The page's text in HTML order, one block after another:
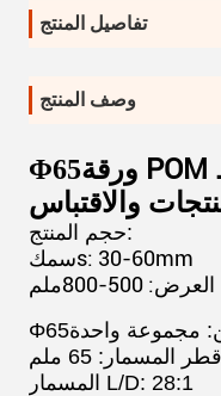
تفاصيل المنتج
وصف المنتج
Φ65
والاقتباس
حجم المنتج:
سمكs: 30-60mm
العرض: 500-800ملم
Φ
واحدة
قطر المسمار: 65 ملم
المسمار L/D: 28:1